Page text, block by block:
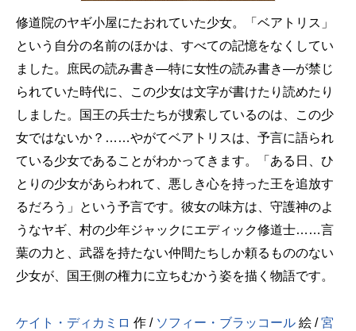
修道院のヤギ小屋にたおれていた少女。「ベアトリス」
という自分の名前のほかは、すべての記憶をなくしてい
ました。庶民の読み書き―特に女性の読み書き―が禁じ
られていた時代に、この少女は文字が書けたり読めたり
しました。国王の兵士たちが捜索しているのは、この少
女ではないか？……やがてベアトリスは、予言に語られ
ている少女であることがわかってきます。「ある日、ひ
とりの少女があらわれて、悪しき心を持った王を追放す
るだろう」という予言です。彼女の味方は、守護神のよ
うなヤギ、村の少年ジャックにエディック修道士……言
葉の力と、武器を持たない仲間たちしか頼るもののない
少女が、国王側の権力に立ちむかう姿を描く物語です。
ケイト・ディカミロ 作 / ソフィー・ブラッコール 絵 /宮